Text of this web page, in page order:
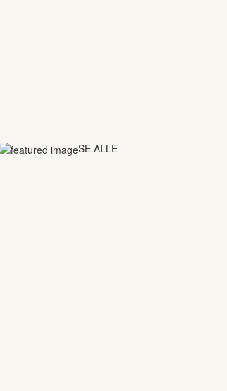
SE ALLE